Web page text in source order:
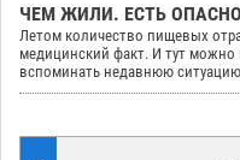
ЧЕМ ЖИЛИ. ЕСТЬ
Летом количество пищевых
медицинский факт. И тут можно
вспоминать недавнюю